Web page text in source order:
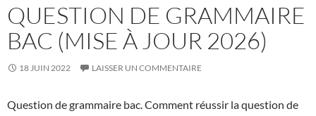
QUESTION DE GRAMMAIRE
BAC (MISE À JOUR 2026)
18 JUIN 2022 LAISSER UN COMMENTAIRE
Question de grammaire bac. Comment réussir la question de